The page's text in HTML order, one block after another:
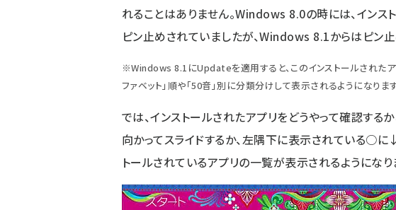
れることはありません。Windows 8.0の時には、インス
ピン止めされていましたが、Windows 8.1からはピン止
※Windows 8.1にUpdateを適用すると、このインストールされたア
ファベット」順や「50音」別に分類分けして表示されるようになります
では、インストールされたアプリをどうやって確認する
向かってスライドするか、左隅下に表示されている○に↓
トールされているアプリの一覧が表示されるようになり